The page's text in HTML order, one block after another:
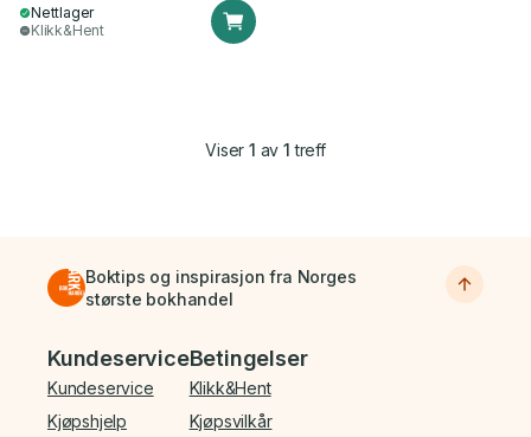
Nettlager
Klikk&Hent
Viser1 av 1 treff
Boktips og inspirasjon fra Norges
største bokhandel
Bunnmeny
Kundeservice
Kundeservice
Kjøpshjelp
Betingelser
Klikk&Hent
Kjøpsvilkår